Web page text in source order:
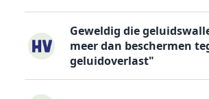
Geweldig die
meer dan beschermen
geluidoverlast"